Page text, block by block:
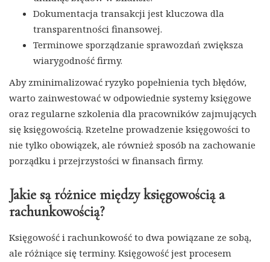
Dokumentacja transakcji jest kluczowa dla
transparentności finansowej.
Terminowe sporządzanie sprawozdań zwiększa
wiarygodność firmy.
Aby zminimalizować ryzyko popełnienia tych błędów,
warto zainwestować w odpowiednie systemy księgowe
oraz regularne szkolenia dla pracowników zajmujących
się księgowością. Rzetelne prowadzenie księgowości to
nie tylko obowiązek, ale również sposób na zachowanie
porządku i przejrzystości w finansach firmy.
Jakie są różnice między księgowością a
rachunkowością?
Księgowość i rachunkowość to dwa powiązane ze sobą,
ale różniące się terminy. Księgowość jest procesem